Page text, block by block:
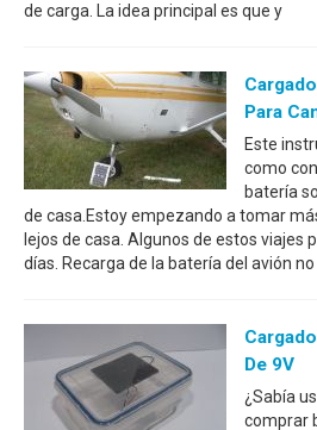
de carga. La idea principal es que y
Para
Este
como
batería
de casa.Estoy empezando a tomar
lejos de casa. Algunos de estos viajes
días. Recarga de la batería del avión no
De 9V
¿Sabía
comprar